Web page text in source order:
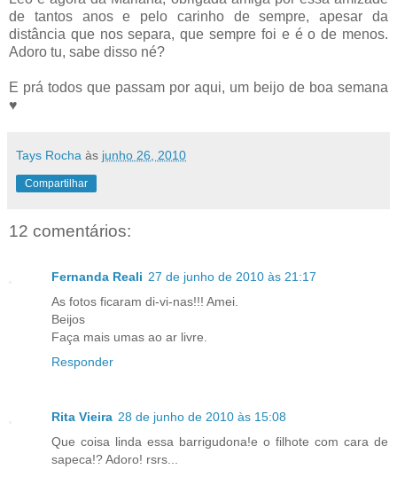
de tantos anos e pelo carinho de sempre, apesar da
distância que nos separa, que sempre foi e é o de menos.
Adoro tu, sabe disso né?
E prá todos que passam por aqui, um beijo de boa semana
♥
Tays Rocha às junho 26, 2010
Compartilhar
12 comentários:
Fernanda Reali 27 de junho de 2010 às 21:17
As fotos ficaram di-vi-nas!!! Amei.
Beijos
Faça mais umas ao ar livre.
Responder
Rita Vieira 28 de junho de 2010 às 15:08
Que coisa linda essa barrigudona!e o filhote com cara de
sapeca!? Adoro! rsrs...